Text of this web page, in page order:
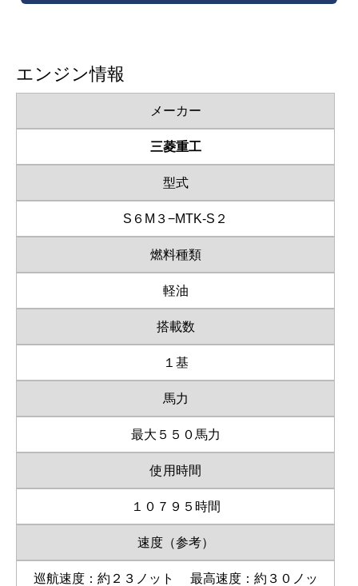
エンジン情報
メーカー
三菱重工
型式
S６M３−MTK-S２
燃料種類
軽油
搭載数
１基
馬力
最大５５０馬力
使用時間
１０７９５時間
速度（参考）
巡航速度：約２３ノット 最高速度：約３０ノッ